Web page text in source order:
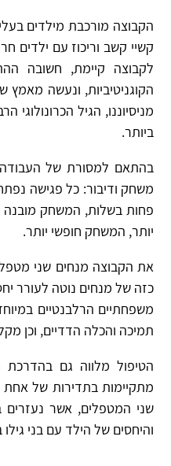
הקבוצה מורכבת מילדים
קשיי קשב וריכוז עם ילדים
לקבוצה קיימת, חשובה
הקוגניטיביות, ונעשה
מניסיוננו, הגיל
ביותר.
בהתאם למסורת של
משחק ודיבור: כל פגישה
פחות בשלות, המשחק מובנה
יותר, המשחק חופשי יותר.
את הקבוצה מנחים שני
כזה של מנחים נוטה לעורר
משפחתיים הרלבנטיים
תמיכה והכלה הדדיים, וכן
הטיפול מלווה גם בהדרכת
מתקיימות בתדירות של
שני המטפלים, אשר נעזרים
והיחסים של הילד עם בני